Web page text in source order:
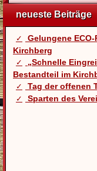
neueste Beiträge
Gelungene
Kirchberg
„Schnelle
Bestandteil im
Tag der offenen
Sparten des